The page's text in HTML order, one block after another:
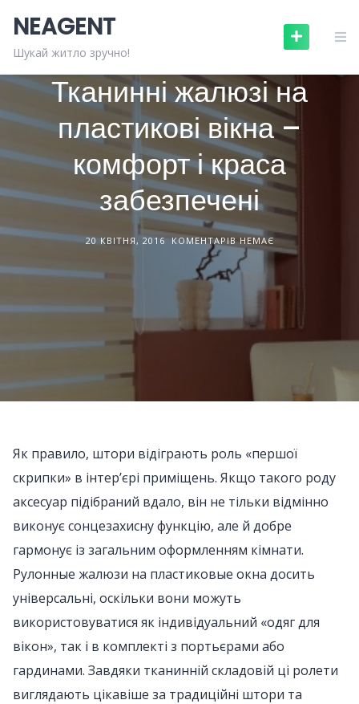
content
NEAGENT
Шукай житло зручно!ДИЗАЙН ІНТЕРʼЄРІВ
Тканинні жалюзі на
пластикові вікна –
комфорт і краса
забезпечені
20 КВІТНЯ, 2016 КОМЕНТАРІВ НЕМАЄ
Як правило, штори відіграють роль «першої
скрипки» в інтер’єрі приміщень. Якщо такого роду
аксесуар підібраний вдало, він не тільки відмінно
виконує сонцезахисну функцію, але й добре
гармонує із загальним оформленням кімнати.
Рулонные жалюзи на пластиковые окна досить
універсальні, оскільки вони можуть
використовуватися як індивідуальний «одяг для
вікон», так і в комплекті з портьєрами або
гардинами. Завдяки тканинній складовій ці ролети
виглядають цікавіше за традиційні штори та